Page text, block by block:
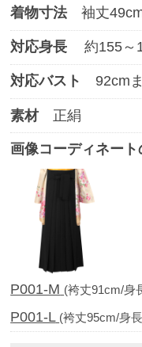
着物寸法 袖丈49
対応身長 約155～
対応バスト 92cm
素材 正絹
画像コーディネート
P001-M (袴丈91cm/身
P001-L (袴丈95cm/身